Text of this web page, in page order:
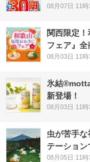
08月07日 11時
関西限定
フェア』
08月03日 11時
氷結
新登場！
08月03日 11時
虫が苦手
テーショ
08月05日 11時